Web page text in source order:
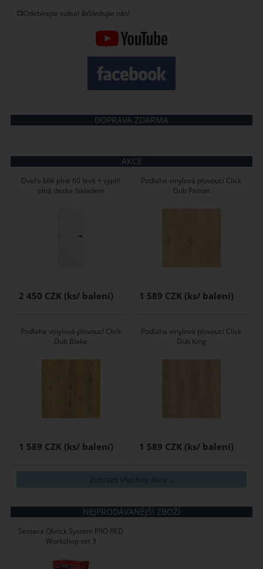
📺Odebírejte videa! 👍Sledujte nás!
DOPRAVA ZDARMA
AKCE
Dveře bílé plné 60 levé + výplň
plná deska /skladem
2 450 CZK
Podlaha vinylová plovoucí Click
Dub Patton
1 589 CZK
Podlaha vinylová plovoucí Click
Dub Blake
1 589 CZK
Podlaha vinylová plovoucí Click
Dub King
1 589 CZK
Zobrazit všechny akce ...
NEJPRODÁVANĚJŠÍ ZBOŽÍ
Sestava Qbrick System PRO RED
Workshop set 3